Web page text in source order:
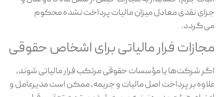
جزای نقدی معادل میزان مالیات پرداخت نشده محکوم
می‌گردد.
مجازات فرار مالیاتی برای اشخاص حقوقی
اگر شرکت‌ها یا مؤسسات حقوقی مرتکب فرار مالیاتی شوند،
علاوه بر پرداخت اصل مالیات و جریمه، ممکن است مدیرعامل و